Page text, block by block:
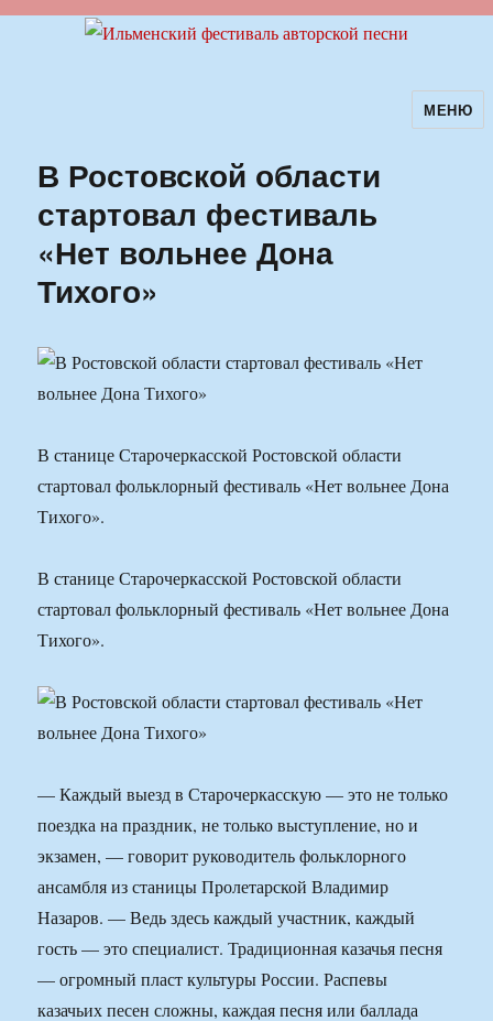
Ильменский фестиваль авторскойМЕНЮ
В Ростовской области
стартовал фестиваль
«Нет вольнее Дона
Тихого»
В станице Старочеркасской Ростовской области
стартовал фольклорный фестиваль «Нет вольнее Дона
Тихого».
В станице Старочеркасской Ростовской области
стартовал фольклорный фестиваль «Нет вольнее Дона
Тихого».
— Каждый выезд в Старочеркасскую — это не только
поездка на праздник, не только выступление, но и
экзамен, — говорит руководитель фольклорного
ансамбля из станицы Пролетарской Владимир
Назаров. — Ведь здесь каждый участник, каждый
гость — это специалист. Традиционная казачья песня
— огромный пласт культуры России. Распевы
казачьих песен сложны, каждая песня или баллада